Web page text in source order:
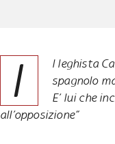
I
l leghista
spagnolo
E’ lui che
all’opposizione”